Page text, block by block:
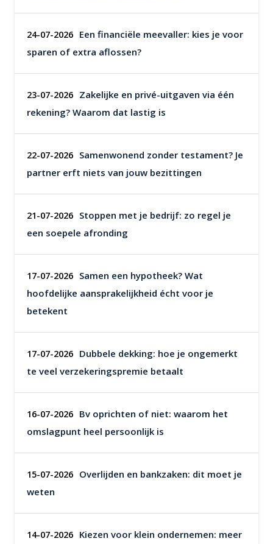
24-07-2026 Een financiële meevaller: kies je voor
sparen of extra aflossen?
23-07-2026 Zakelijke en privé-uitgaven via één
rekening? Waarom dat lastig is
22-07-2026 Samenwonend zonder testament? Je
partner erft niets van jouw bezittingen
21-07-2026 Stoppen met je bedrijf: zo regel je
een soepele afronding
17-07-2026 Samen een hypotheek? Wat
hoofdelijke aansprakelijkheid écht voor je
betekent
17-07-2026 Dubbele dekking: hoe je ongemerkt
te veel verzekeringspremie betaalt
16-07-2026 Bv oprichten of niet: waarom het
omslagpunt heel persoonlijk is
15-07-2026 Overlijden en bankzaken: dit moet je
weten
14-07-2026 Kiezen voor klein ondernemen: meer